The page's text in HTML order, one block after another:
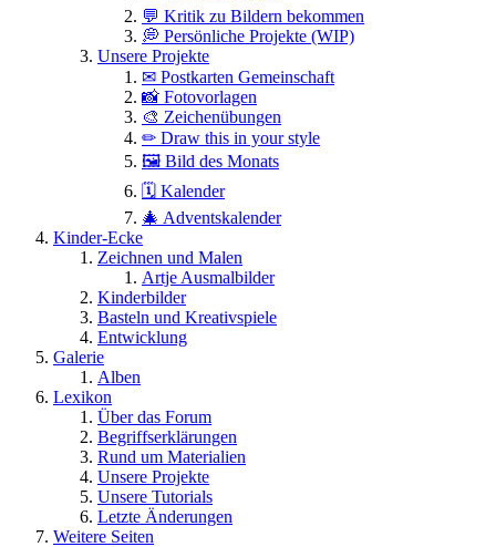
💬 Kritik zu Bildern bekommen
💭 Persönliche Projekte (WIP)
Unsere Projekte
✉ Postkarten Gemeinschaft
📸 Fotovorlagen
🎨 Zeichenübungen
✏ Draw this in your style
🖼 Bild des Monats
🗓 Kalender
🎄 Adventskalender
Kinder-Ecke
Zeichnen und Malen
Artje Ausmalbilder
Kinderbilder
Basteln und Kreativspiele
Entwicklung
Galerie
Alben
Lexikon
Über das Forum
Begriffserklärungen
Rund um Materialien
Unsere Projekte
Unsere Tutorials
Letzte Änderungen
Weitere Seiten